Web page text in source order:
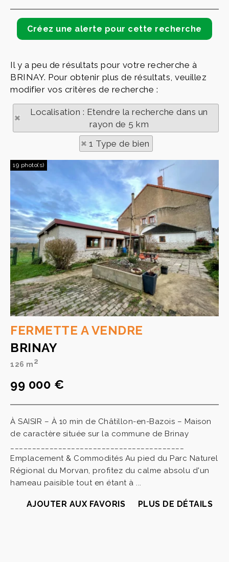
Il y a peu de résultats pour votre recherche à
BRINAY. Pour obtenir plus de résultats, veuillez
modifier vos critères de recherche :
Localisation : Etendre la recherche dans un
rayon de 5 km
1 Type de bien
19 photo(s)
FERMETTE A VENDRE
BRINAY
126 m2
99 000 €
À SAISIR – À 10 min de Châtillon-en-Bazois – Maison
de caractère située sur la commune de Brinay
Emplacement & Commodités Au pied du Parc Naturel
Régional du Morvan, profitez du calme absolu d'un
hameau paisible tout en étant à ...
AJOUTER AUX FAVORIS PLUS DE DÉTAILS